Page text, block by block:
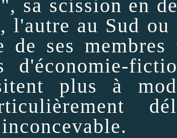
sa scission en
l'autre au Sud ou
de ses
d'économie-
plus à
inconcevable.